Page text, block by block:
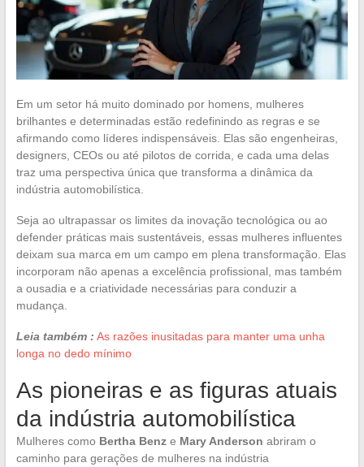
Em um setor há muito dominado por homens, mulheres
brilhantes e determinadas estão redefinindo as regras e se
afirmando como líderes indispensáveis. Elas são engenheiras,
designers, CEOs ou até pilotos de corrida, e cada uma delas
traz uma perspectiva única que transforma a dinâmica da
indústria automobilística.
Seja ao ultrapassar os limites da inovação tecnológica ou ao
defender práticas mais sustentáveis, essas mulheres influentes
deixam sua marca em um campo em plena transformação. Elas
incorporam não apenas a excelência profissional, mas também
a ousadia e a criatividade necessárias para conduzir a
mudança.
Leia também : As razões inusitadas para manter uma unha
longa no dedo mínimo
As pioneiras e as figuras atuais
da indústria automobilística
Mulheres como Bertha Benze Mary Anderson abriram o
caminho para gerações de mulheres na indústria